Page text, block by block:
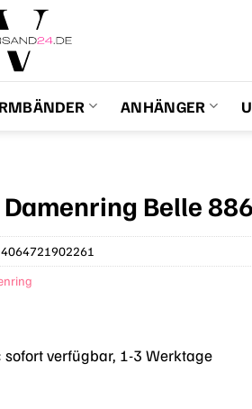
ANHÄNGER
Damenring Belle
sofort verfügbar, 1-3 Werktage
4064721902261